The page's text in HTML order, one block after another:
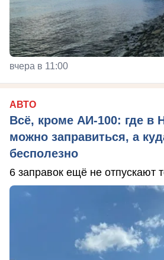
вчера в 11:00
АВТО
Всё, кроме АИ-100: где в
можно заправиться, а
бесполезно
6 заправок ещё не отпускают